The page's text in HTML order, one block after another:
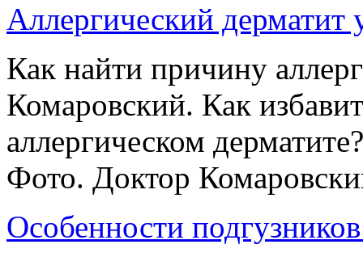
Аллергический
Как найти причину
Комаровский. Как
аллергическом
Фото. Доктор
Особенности